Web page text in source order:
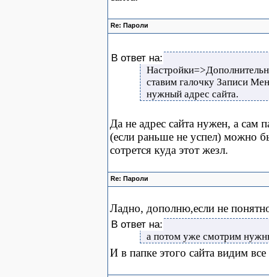
Re: Пароли
В ответ на:
ставим галочку Записи
нужный адрес сайта.
Да не адрес сайта нужен, а сам
(если раньше не успел) можно
сотрется куда этот жезл.
Re: Пароли
Ладно, дополню,если не
В ответ на:
а потом уже смотрим
И в папке этого сайта видим